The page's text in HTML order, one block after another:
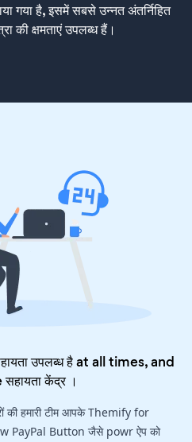
गया है, इसमें सबसे उन्नत अंतर्निहित
की क्षमताएं उपलब्ध हैं।
उपलब्ध है at all times, and
सहायता केंद्र।
की हमारी टीम आपके Themify for
PayPal Button जैसे powr ऐप को